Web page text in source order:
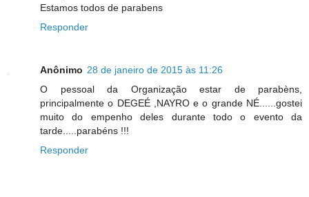
Estamos todos de parabens
Responder
Anônimo 28 de janeiro de 2015 às 11:26
O pessoal da Organização estar de parabèns,
principalmente o DEGEÉ ,NAYRO e o grande NÉ......gostei
muito do empenho deles durante todo o evento da
tarde.....parabéns !!!
Responder